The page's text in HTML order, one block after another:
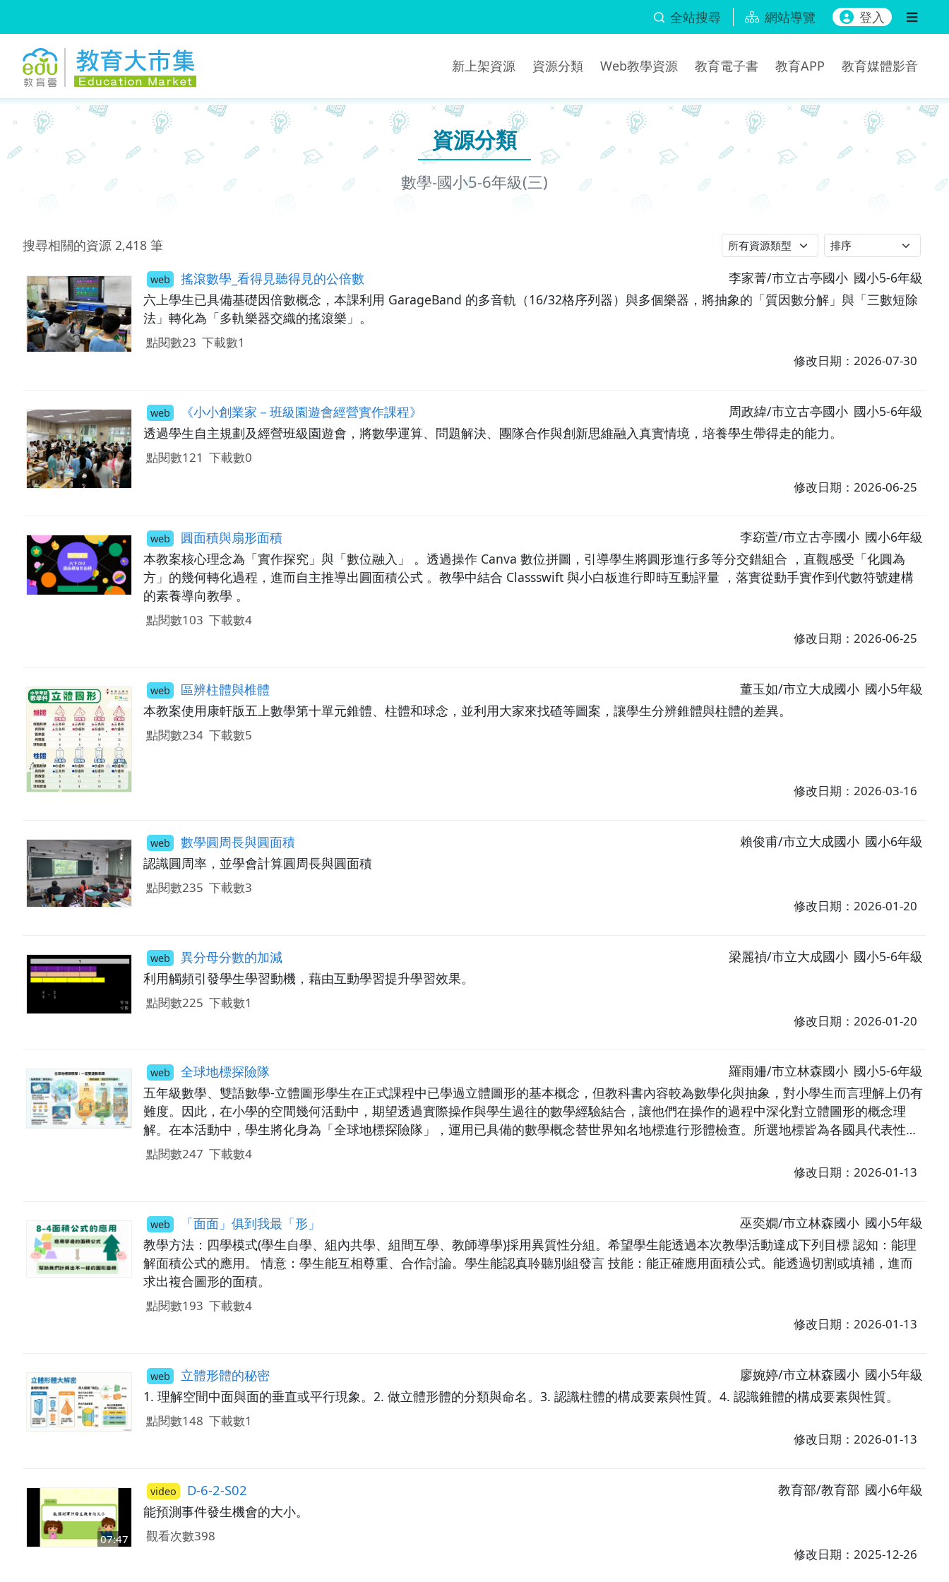
全站搜尋 網站導覽 登入
新上架資源 資源分類 Web教學資源 教育電子書 教育APP 教育媒體影音
資源分類
數學-國小5-6年級(三)
搜尋相關的資源 2,418 筆
web 搖滾數學_看得見聽得見的公倍數 李家菁/市立古亭國小 國小5-6年級
六上學生已具備基礎因倍數概念，本課利用 GarageBand 的多音軌（16/32格序列器）與多個樂器，將抽象的「質因數分解」與「三數短除
法」轉化為「多軌樂器交織的搖滾樂」。
點閱數23 下載數1
修改日期：2026-07-30
web 《小小創業家－班級園遊會經營實作課程》 周政緯/市立古亭國小 國小5-6年級
透過學生自主規劃及經營班級園遊會，將數學運算、問題解決、團隊合作與創新思維融入真實情境，培養學生帶得走的能力。
點閱數121 下載數0
修改日期：2026-06-25
web 圓面積與扇形面積 李窈萱/市立古亭國小 國小6年級
本教案核心理念為「實作探究」與「數位融入」 。透過操作 Canva 數位拼圖，引導學生將圓形進行多等分交錯組合 ，直觀感受「化圓為
方」的幾何轉化過程，進而自主推導出圓面積公式 。教學中結合 Classswift 與小白板進行即時互動評量 ，落實從動手實作到代數符號建構
的素養導向教學 。
點閱數103 下載數4
修改日期：2026-06-25
web 區辨柱體與椎體 董玉如/市立大成國小 國小5年級
本教案使用康軒版五上數學第十單元錐體、柱體和球念，並利用大家來找碴等圖案，讓學生分辨錐體與柱體的差異。
點閱數234 下載數5
修改日期：2026-03-16
web 數學圓周長與圓面積 賴俊甫/市立大成國小 國小6年級
認識圓周率，並學會計算圓周長與圓面積
點閱數235 下載數3
修改日期：2026-01-20
web 異分母分數的加減 梁麗禎/市立大成國小 國小5-6年級
利用觸頻引發學生學習動機，藉由互動學習提升學習效果。
點閱數225 下載數1
修改日期：2026-01-20
web 全球地標探險隊 羅雨姍/市立林森國小 國小5-6年級
五年級數學、雙語數學-立體圖形學生在正式課程中已學過立體圖形的基本概念，但教科書內容較為數學化與抽象，對小學生而言理解上仍有
難度。因此，在小學的空間幾何活動中，期望透過實際操作與學生過往的數學經驗結合，讓他們在操作的過程中深化對立體圖形的概念理
解。在本活動中，學生將化身為「全球地標探險隊」，運用已具備的數學概念替世界知名地標進行形體檢查。所選地標皆為各國具代表性的
建築物，老師將帶領探險小隊認識不同國家的重要地標，並觀察、判斷這些建築是由哪些立體形體構成。
點閱數247 下載數4
修改日期：2026-01-13
web 「面面」俱到我最「形」 巫奕嫺/市立林森國小 國小5年級
教學方法：四學模式(學生自學、組內共學、組間互學、教師導學)採用異質性分組。希望學生能透過本次教學活動達成下列目標 認知：能理
解面積公式的應用。 情意：學生能互相尊重、合作討論。學生能認真聆聽別組發言 技能：能正確應用面積公式。能透過切割或填補，進而
求出複合圖形的面積。
點閱數193 下載數4
修改日期：2026-01-13
web 立體形體的秘密 廖婉婷/市立林森國小 國小5年級
1. 理解空間中面與面的垂直或平行現象。2. 做立體形體的分類與命名。3. 認識柱體的構成要素與性質。4. 認識錐體的構成要素與性質。
點閱數148 下載數1
修改日期：2026-01-13
07:47
video D-6-2-S02 教育部/教育部 國小6年級
能預測事件發生機會的大小。
觀看次數398
修改日期：2025-12-26